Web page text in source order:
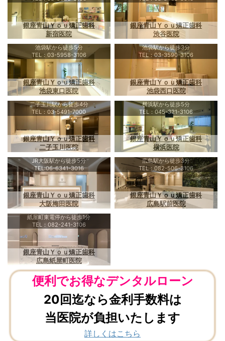
銀座青山Ｙｏｕ矯正歯科
新宿医院
銀座青山Ｙｏｕ矯正歯科
渋谷医院
池袋駅から徒歩5分
TEL：03-5958-3106
銀座青山Ｙｏｕ矯正歯科
池袋東口医院
池袋駅から徒歩3分
TEL：03-3590-3106
銀座青山Ｙｏｕ矯正歯科
池袋西口医院
二子玉川駅から徒歩4分
TEL：03-5491-7000
銀座青山Ｙｏｕ矯正歯科
二子玉川医院
横浜駅から徒歩5分
TEL：045-321-3106
銀座青山Ｙｏｕ矯正歯科
横浜医院
JR大阪駅から徒歩5分
TEL:06-6341-3016
銀座青山Ｙｏｕ矯正歯科
大阪梅田医院
広島駅から徒歩3分
TEL：082-506-3106
銀座青山Ｙｏｕ矯正歯科
広島駅前医院
紙屋町東電停から徒歩1分
TEL：082-241-3106
銀座青山Ｙｏｕ矯正歯科
広島紙屋町医院
便利でお得なデンタルローン
20回迄なら金利手数料は
当医院が負担いたします
詳しくはこちら